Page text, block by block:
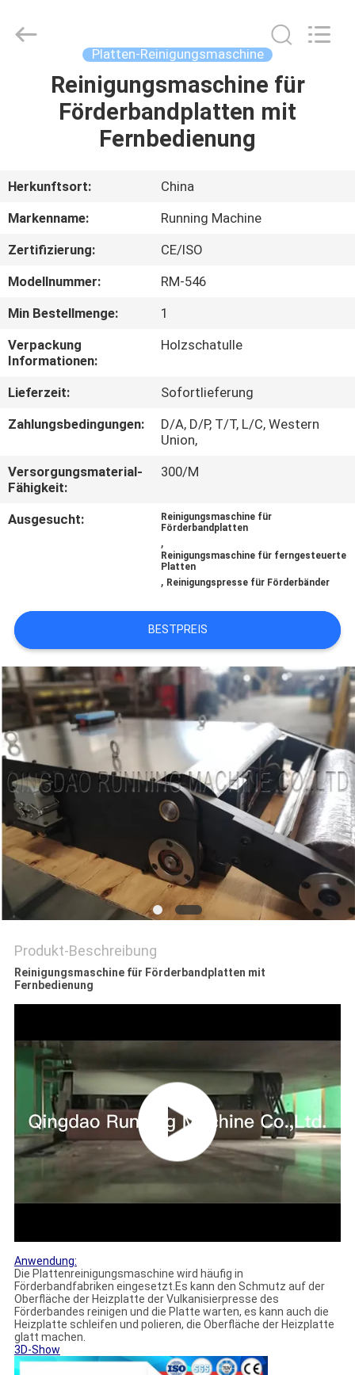
HAUS
PRODUKTE
ÜBER
UNS
FABRIK-
AUSFLUG
QUALITÄTSKONTROLLE
TRETEN
SIE
UNS
IN
VERBINDUNG
FÄLLE
SITEMAP
PRIVACY
POLICY
CO.,LTD.
Platten-Reinigungsmaschine
Reinigungsmaschine für
Förderbandplatten mit
Fernbedienung
Herkunftsort:
China
Markenname:
Running Machine
Zertifizierung:
CE/ISO
Modellnummer:
RM-546
Min Bestellmenge:
1
Verpackung
Informationen:
Holzschatulle
Lieferzeit:
Sofortlieferung
Zahlungsbedingungen:
D/A, D/P, T/T, L/C, Western
Union,
Versorgungsmaterial-
Fähigkeit:
300/M
Ausgesucht:
Reinigungsmaschine für
Förderbandplatten
,
Reinigungsmaschine für ferngesteuerte
Platten
, Reinigungspresse für Förderbänder
BESTPREIS
Produkt-Beschreibung
Reinigungsmaschine für Förderbandplatten mit
Fernbedienung
Anwendung:
Die Plattenreinigungsmaschine wird häufig in
Förderbandfabriken eingesetzt.Es kann den Schmutz auf der
Oberfläche der Heizplatte der Vulkanisierpresse des
Förderbandes reinigen und die Platte warten, es kann auch die
Heizplatte schleifen und polieren, die Oberfläche der Heizplatte
glatt machen.
3D-Show